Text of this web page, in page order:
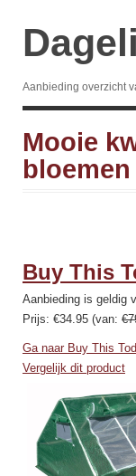
Aanbieding overzicht
Mooie
bloemen
Buy This
Aanbieding is geldig
Prijs: €34.95 (van:
Ga naar Buy This
Vergelijk dit product